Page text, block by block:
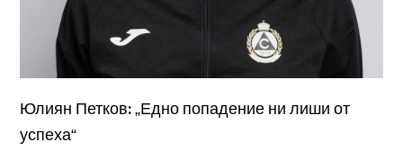
Юлиян Петков: „Едно попадение ни лиши от
успеха“